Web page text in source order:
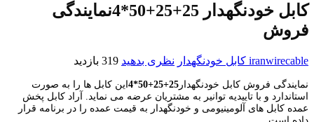
کابل خودنگهدار 25+25+50*4نمایندگی
فروش
iranwirecable کابل خودنگهدار نظری بدهید 319 بازدید
نمایندگی فروش کابل خودنگهدار 25+25+50*4
این کابل ها را به صورت
استاندارد و با تاییدیه توانیر به مشتریان عرضه می نماید. آراد کابل پخش
عمده کابل های آلومینیومی و خودنگهدار به قیمت عمده را در برنامه قرار